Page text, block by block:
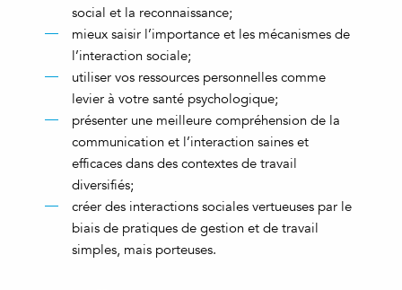
social et la reconnaissance;
mieux saisir l’importance et les mécanismes de
l’interaction sociale;
utiliser vos ressources personnelles comme
levier à votre santé psychologique;
présenter une meilleure compréhension de la
communication et l’interaction saines et
efficaces dans des contextes de travail
diversifiés;
créer des interactions sociales vertueuses par le
biais de pratiques de gestion et de travail
simples, mais porteuses.